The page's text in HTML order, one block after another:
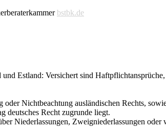
bstbk.de
Estland: Versichert sind Haftpflichtansprüche,
Nichtbeachtung ausländischen Rechts,
deutsches Recht zugrunde liegt.
Niederlassungen, Zweigniederlassungen oder